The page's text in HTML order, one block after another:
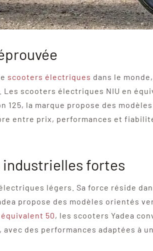
scooters électriques dans le
. Les scooters électriques NIU en
la marque propose des
entre prix, performances et
industrielles fortes
légers. Sa force réside
propose des modèles orientés
équivalent 50, les scooters Yadea
des performances adaptées à